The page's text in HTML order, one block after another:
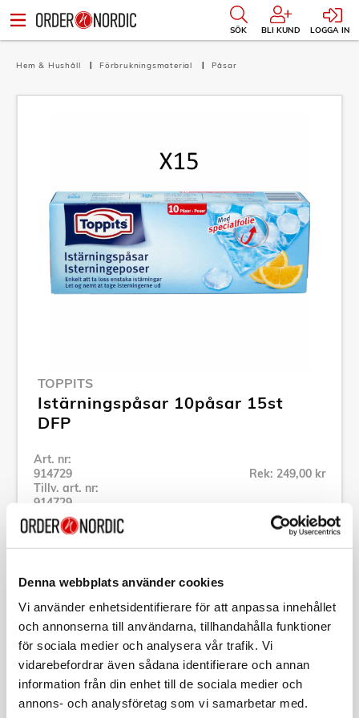
Denna webbplats använder cookies
Vi använder enhetsidentifierare för att anpassa innehållet
och annonserna till användarna, tillhandahålla funktioner
för sociala medier och analysera vår trafik. Vi
vidarebefordrar även sådana identifierare och annan
information från din enhet till de sociala medier och
annons- och analysföretag som vi samarbetar med.
SÖK BLI KUND LOGGA IN
Hem & Hushåll Förbrukningsmaterial Påsar
TOPPITS
Istärningspåsar 10påsar 15st
DFP
Art. nr:
914729
Tillv. art. nr:
914729
Rek: 249,00 kr
Se alla produkter inom Toppits
Specifikation
Art. nr:914729
Tillv. art. nr:
914729
EAN-kod: